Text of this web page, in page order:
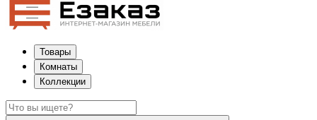
Товары
Комнаты
Коллекции